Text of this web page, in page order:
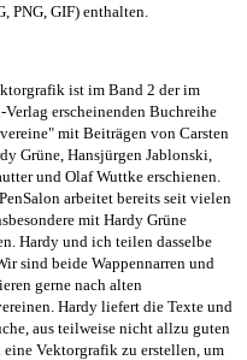
PNG, GIF) enthalten.
ist im Band 2 der im
Verlag erscheinenden Buchreihe
mit Beiträgen von Carsten
Grüne, Hansjürgen Jablonski,
und Olaf Wuttke erschienen.
arbeitet bereits seit vielen
mit Hardy Grüne
Hardy und ich teilen dasselbe
sind beide Wappennarren und
gerne nach alten
Hardy liefert die Texte und
aus teilweise nicht allzu guten
eine Vektorgrafik zu erstellen, um